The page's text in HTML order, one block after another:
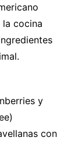
la cocina
y
con